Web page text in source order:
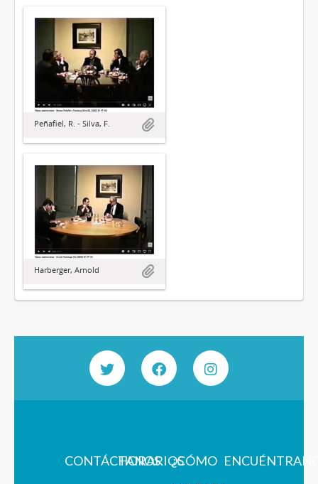
Peñafiel, R. - Silva, F.
Harberger, Arnold
CONTÁCTANOS
HORARIOS¿CÓMO